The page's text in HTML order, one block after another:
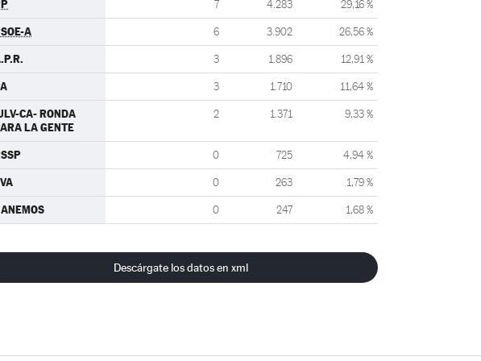
7 4.283 29,16 %
A 6 3.902 26,56 %
3 1.896 12,91 %
3 1.710 11,64 %
CA- RONDA
LA GENTE
2 1.371 9,33 %
0 725 4,94 %
0 263 1,79 %
0 247 1,68 %
Descárgate los datos en xml